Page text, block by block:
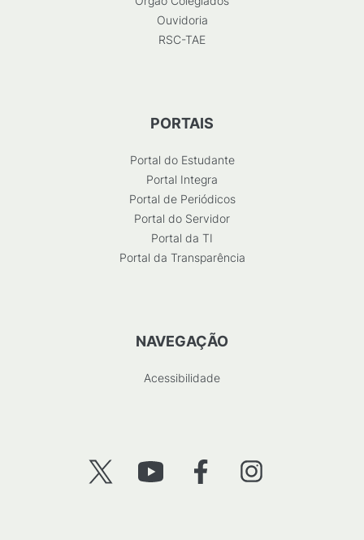
Ouvidoria
RSC-TAE
PORTAIS
Portal do Estudante
Portal Integra
Portal de Periódicos
Portal do Servidor
Portal da TI
Portal da Transparência
NAVEGAÇÃO
Acessibilidade